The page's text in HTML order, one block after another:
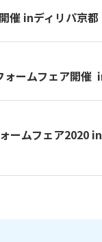
催 inディリパ京都
ォームフェア開催
ームフェア2020